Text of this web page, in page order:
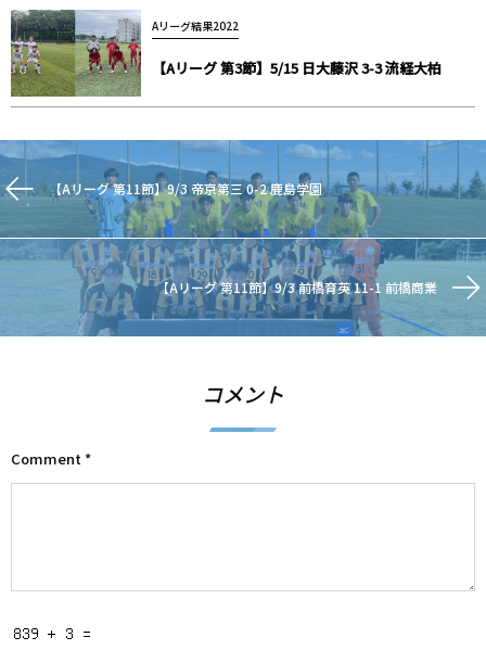
Aリーグ結果2022
【Aリーグ 第3節】5/15 日大藤沢 3-3 流経大柏
【Aリーグ 第11節】9/3 帝京第三 0-2 鹿島学園
【Aリーグ 第11節】9/3 前橋育英 11-1 前橋商業
コメント
Comment*